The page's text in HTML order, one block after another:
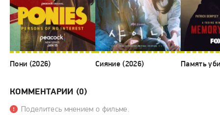
Пони (2026) Сияние (2026) Память
КОММЕНТАРИИ (0)
Поделитесь мнением о фильме.